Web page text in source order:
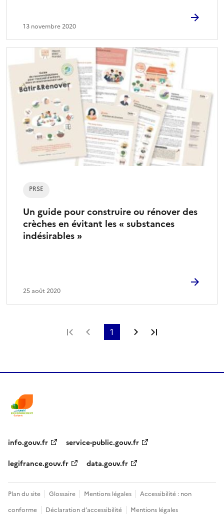
13 novembre 2020
Un guide pour construire ou rénover des
crèches en évitant les « substances
indésirables »
PRSE
25 août 2020
Première page
Page précédente
1 Page suivante
info.gouv.fr
service-public.gouv.fr
legifrance.gouv.fr
data.gouv.fr
Plan du site Glossaire Mentions légales
Accessibilité : non
conforme
Déclaration d’accessibilité Mentions légales